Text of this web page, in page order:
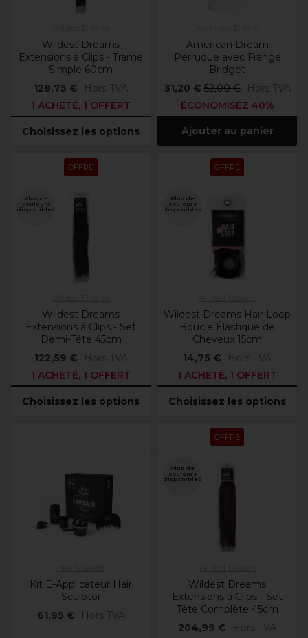
Wildest Dreams
Extensions à Clips - Trame
Simple 60cm
128,75 €
Hors TVA
1 ACHETÉ, 1 OFFERT
Choisissez les options
American Dream
Perruque avec Frange
Bridget
31,20 € 52,00 €
Hors TVA
ÉCONOMISEZ 40%
Ajouter au panier
OFFRE
Plus de
couleurs
disponibles
Wildest Dreams
Extensions à Clips - Set
Demi-Tête 45cm
122,59 €
Hors TVA
1 ACHETÉ, 1 OFFERT
Choisissez les options
OFFRE
Plus de
couleurs
disponibles
Wildest Dreams Hair Loop
Boucle Élastique de
Cheveux 15cm
14,75 €
Hors TVA
1 ACHETÉ, 1 OFFERT
Choisissez les options
Kit E-Applicateur Hair
Sculptor
61,95 €
Hors TVA
OFFRE
Plus de
couleurs
disponibles
Wildest Dreams
Extensions à Clips - Set
Tête Complète 45cm
204,99 €
Hors TVA